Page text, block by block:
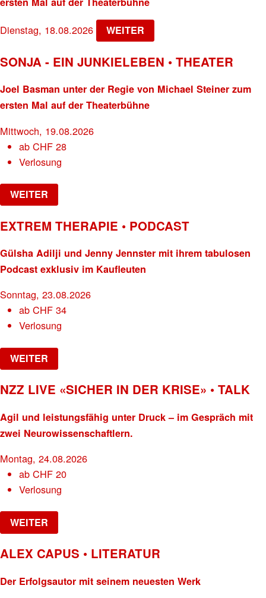
Dienstag, 18.08.2026 WEITER
SONJA - EIN JUNKIELEBEN • THEATER
Joel Basman unter der Regie von Michael Steiner zum
ersten Mal auf der Theaterbühne
Mittwoch, 19.08.2026
abCHF 28
Verlosung
WEITER
EXTREM THERAPIE • PODCAST
Gülsha Adilji und Jenny Jennster mit ihrem tabulosen
Podcast exklusiv im Kaufleuten
Sonntag, 23.08.2026
abCHF 34
Verlosung
WEITER
NZZ LIVE «SICHER IN DER KRISE» • TALK
Agil und leistungsfähig unter Druck – im Gespräch mit
zwei Neurowissenschaftlern.
Montag, 24.08.2026
abCHF 20
Verlosung
WEITER
ALEX CAPUS • LITERATUR
Der Erfolgsautor mit seinem neuesten Werk